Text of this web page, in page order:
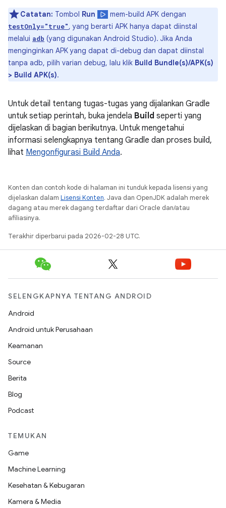
Catatan: Tombol Run mem-build APK dengan
testOnly="true", yang berarti APK hanya dapat diinstal
melalui adb (yang digunakan Android Studio). Jika Anda
menginginkan APK yang dapat di-debug dan dapat diinstal
tanpa adb, pilih varian debug, lalu klik Build Bundle(s)/APK(s)
> Build APK(s).
Untuk detail tentang tugas-tugas yang dijalankan Gradle
untuk setiap perintah, buka jendela Build seperti yang
dijelaskan di bagian berikutnya. Untuk mengetahui
informasi selengkapnya tentang Gradle dan proses build,
lihat Mengonfigurasi Build Anda.
Konten dan contoh kode di halaman ini tunduk kepada lisensi yang
dijelaskan dalam Lisensi Konten. Java dan OpenJDK adalah merek
dagang atau merek dagang terdaftar dari Oracle dan/atau
afiliasinya.
Terakhir diperbarui pada 2026-02-28 UTC.
SELENGKAPNYA TENTANG ANDROID
Android
Android untuk Perusahaan
Keamanan
Source
Berita
Blog
Podcast
TEMUKAN
Game
Machine Learning
Kesehatan & Kebugaran
Kamera & Media